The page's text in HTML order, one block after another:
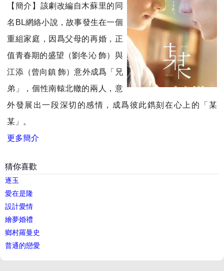
【簡介】該劇改編自木蘇里的同
名BL網絡小說，故事發生在一個
重組家庭，因爲父母的再婚，正
值青春期的盛望（劉冬沁 飾）與
江添（曾向鎮 飾）意外成爲「兄
弟」，個性南轅北轍的兩人，意
外發展出一段深切的感情，成爲彼此鐫刻在心上的「某
某」。
更多簡介
猜你喜歡
逐玉
愛在是隆
設計愛情
繪夢婚禮
鄉村羅曼史
普通的戀愛